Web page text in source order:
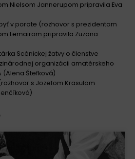
Nielsom Jannerupom pripravila Eva
v porote (rozhovor s prezidentom
Lemairom pripravila Zuzana
Scénickej žatvy o členstve
organizácii amatérskeho
(Alena Štefková)
s Jozefom Krasulom